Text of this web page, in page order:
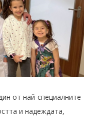
от най-специалните
и надеждата,